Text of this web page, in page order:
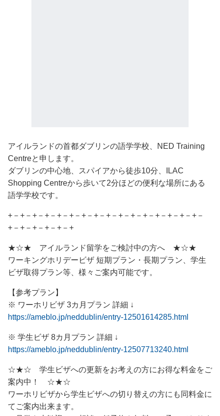
アイルランドの首都ダブリンの語学学校、NED Training
Centreと申します。
ダブリンの中心地、スパイアから徒歩10分、ILAC
Shopping Centreから歩いて2分ほどの便利な場所にある
語学学校です。
+－+－+－+－+－+－+－+－+－+－+－+－+－+－+－+－
+－+－+－+－+－+
★☆★ アイルランド留学をご検討中の方へ ★☆★
ワーキングホリデービザ 短期プラン・長期プラン、学生
ビザ取得プラン等、様々ご案内可能です。
【参考プラン】
※ ワーホリビザ 3カ月プラン 詳細 ↓
https://ameblo.jp/neddublin/entry-12501614285.html
※ 学生ビザ 8カ月プラン 詳細 ↓
https://ameblo.jp/neddublin/entry-12507713240.html
☆★☆ 学生ビザへの更新をお考えの方にお得な料金をご
案内中！ ☆★☆
ワーホリビザから学生ビザへの切り替えの方にも同料金に
てご案内出来ます。